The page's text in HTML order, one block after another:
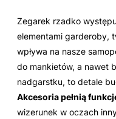
Zegarek rzadko
elementami garderoby,
wpływa na nasze
do mankietów, a nawet
nadgarstku, to detale
Akcesoria pełnią
wizerunek w oczach